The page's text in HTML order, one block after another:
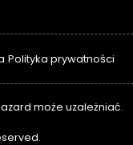
Polityka prywatności
może uzależniać.